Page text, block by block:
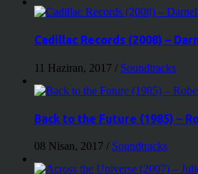
Cadillac Records (2008) –
11 Haziran, 2017 / Soundtracks
Back to the Future (1985) –
08 Nisan, 2017 / Soundtracks